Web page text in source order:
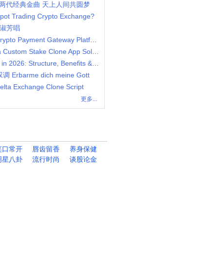
代经典金曲 天上人间共圆梦
Trading Crypto Exchange?
芳唱
调 Erbarme dich meine Gott
Exchange Clone Script
更多...
口常开 唇齿留香
养身保健
星八卦 流行时尚
谈股论金